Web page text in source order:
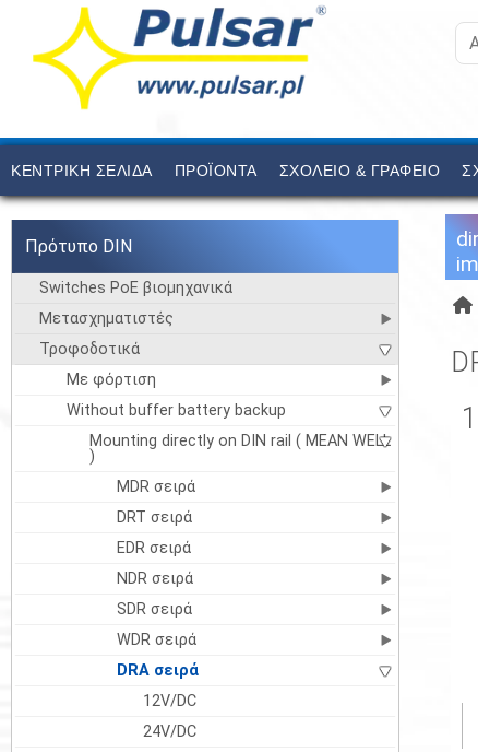
ΚΕΝΤΡΙΚΉ ΣΕΛΊΔΑ ΠΡΟΪΟΝΤΑ ΣΧΟΛΕΙΟ & ΓΡΑΦΕΙΟ
Πρότυπο DIN
Switches PoE βιομηχανικά
Μετασχηματιστές
Τροφοδοτικά
Mε φόρτιση
Without buffer battery backup
Mounting directly on DIN rail ( MEAN WELL
)
MDR σειρά
DRT σειρά
EDR σειρά
NDR σειρά
SDR σειρά
WDR σειρά
DRA σειρά
12V/DC
24V/DC